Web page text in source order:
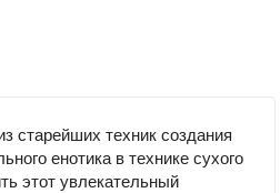
старейших техник создания
енотика в технике сухого
этот увлекательный